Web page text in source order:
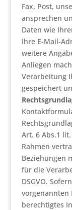
Fax, Post,
ansprechen
Daten wie
Ihre E-Mail-
weitere
Anliegen
Verarbeitung
gespeichert
Art. 6 Abs.1
Rahmen
Beziehungen
für die
DSGVO.
vorgenannten
berechtigtes